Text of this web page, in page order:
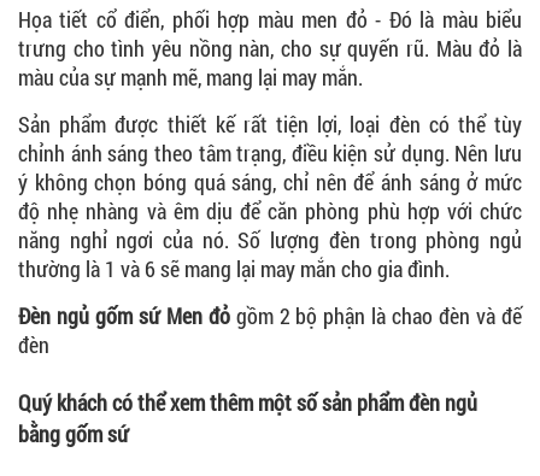
Họa tiết cổ điển, phối hợp màu men đỏ - Đó là màu biểu
trưng cho tình yêu nồng nàn, cho sự quyến rũ. Màu đỏ là
màu của sự mạnh mẽ, mang lại may mắn.
Sản phẩm được thiết kế rất tiện lợi, loại đèn có thể tùy
chỉnh ánh sáng theo tâm trạng, điều kiện sử dụng. Nên lưu
ý không chọn bóng quá sáng, chỉ nên để ánh sáng ở mức
độ nhẹ nhàng và êm dịu để căn phòng phù hợp với chức
năng nghỉ ngơi của nó. Số lượng đèn trong phòng ngủ
thường là 1 và 6 sẽ mang lại may mắn cho gia đình.
Đèn ngủ gốm sứ Men đỏ gồm 2 bộ phận là chao đèn và đế
đèn
Quý khách có thể xem thêm một số sản phẩm đèn ngủ
bằng gốm sứ